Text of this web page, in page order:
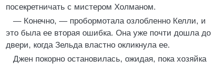
посекретничать с мистером Холманом.
— Конечно, — пробормотала озлобленно Келли, и
это была ее вторая ошибка. Она уже почти дошла до
двери, когда Зельда властно окликнула ее.
Джен покорно остановилась, ожидая, пока хозяйка